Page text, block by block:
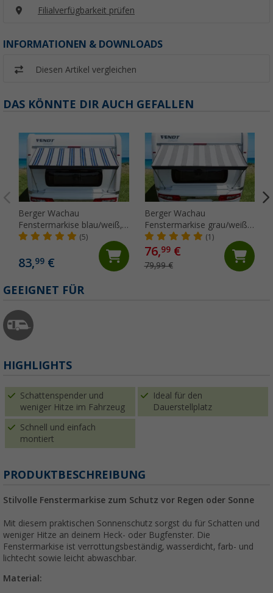
Filialverfügbarkeit prüfen
INFORMATIONEN & DOWNLOADS
Diesen Artikel vergleichen
DAS KÖNNTE DIR AUCH GEFALLEN
Berger Wachau
Fenstermarkise blau/weiß,
180 x 70 cm
(5)
83,99 €
Berger Wachau
Fenstermarkise grau/weiß,
180 x 70 cm
(1)
76,99€
79,99 €
GEEIGNET FÜR
HIGHLIGHTS
Schattenspender und
weniger Hitze im Fahrzeug
Ideal für den
Dauerstellplatz
Schnell und einfach
montiert
PRODUKTBESCHREIBUNG
Stilvolle Fenstermarkise zum Schutz vor Regen oder Sonne
Mit diesem praktischen Sonnenschutz sorgst du für Schatten und
weniger Hitze an deinem Heck- oder Bugfenster. Die
Fenstermarkise ist verrottungsbeständig, wasserdicht, farb- und
lichtecht sowie leicht abwaschbar.
Material: